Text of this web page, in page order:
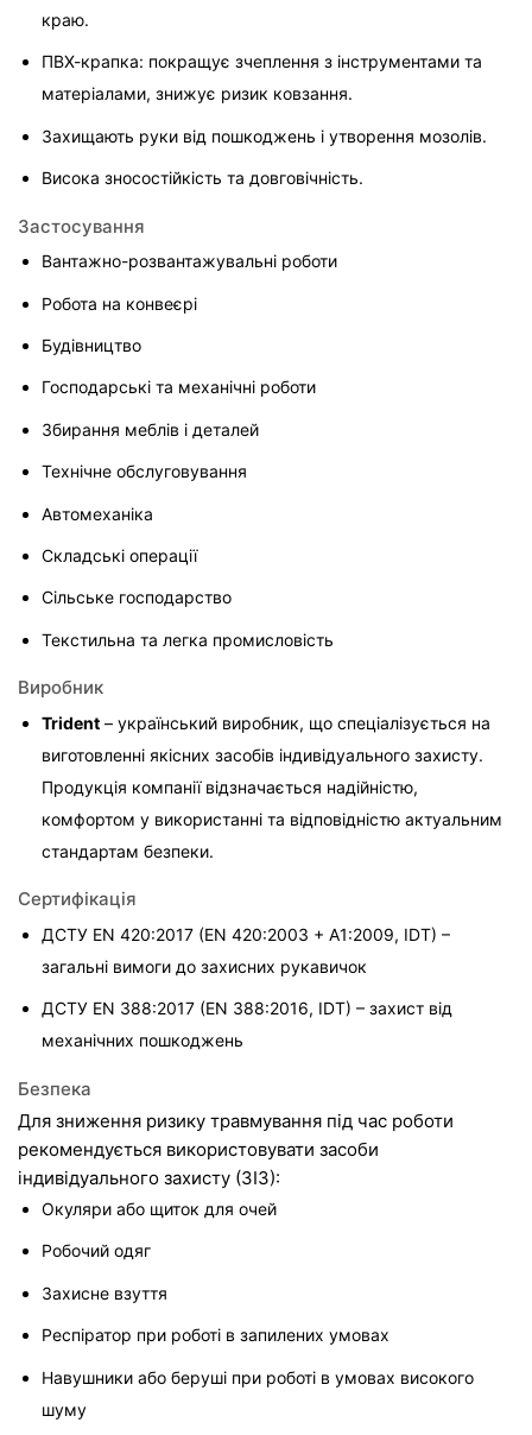
краю.
ПВХ-крапка: покращує зчеплення з інструментами та
матеріалами, знижує ризик ковзання.
Захищають руки від пошкоджень і утворення мозолів.
Висока зносостійкість та довговічність.
Застосування
Вантажно-розвантажувальні роботи
Робота на конвеєрі
Будівництво
Господарські та механічні роботи
Збирання меблів і деталей
Технічне обслуговування
Автомеханіка
Складські операції
Сільське господарство
Текстильна та легка промисловість
Виробник
Trident – український виробник, що спеціалізується на
виготовленні якісних засобів індивідуального захисту.
Продукція компанії відзначається надійністю,
комфортом у використанні та відповідністю актуальним
стандартам безпеки.
Сертифікація
ДСТУ EN 420:2017 (EN 420:2003 + A1:2009, IDT) –
загальні вимоги до захисних рукавичок
ДСТУ EN 388:2017 (EN 388:2016, IDT) – захист від
механічних пошкоджень
Безпека
Для зниження ризику травмування під час роботи
рекомендується використовувати засоби
індивідуального захисту (ЗІЗ):
Окуляри або щиток для очей
Робочий одяг
Захисне взуття
Респіратор при роботі в запилених умовах
Навушники або беруші при роботі в умовах високого
шуму